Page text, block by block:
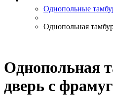
Однопольные
Однопольная
Однопольная
дверь с